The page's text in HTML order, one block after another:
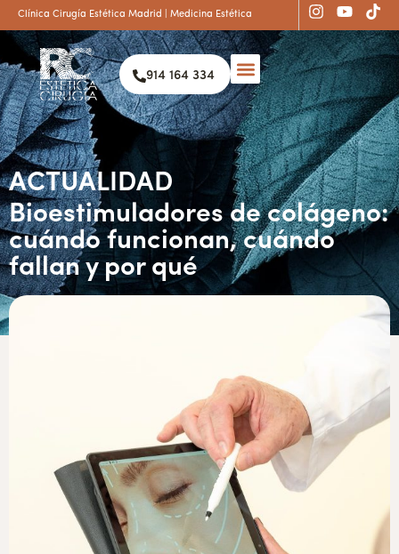
Clínica Cirugía Estética Madrid | Medicina Estética
914 164 334
ACTUALIDAD
Bioestimuladores de colágeno:
cuándo funcionan, cuándo
fallan y por qué